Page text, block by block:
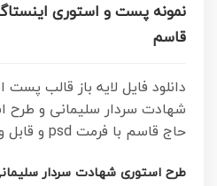
نمونه پست و استوری
قاسم
دانلود فایل لایه باز قالب پست
شهادت سردار سلیمانی و
حاج قاسم با فرمت psd و قابل ویرایش
طرح استوری شهادت سردار